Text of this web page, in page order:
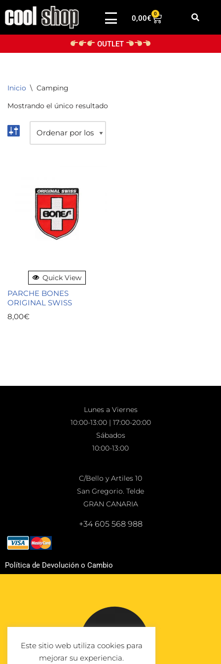
Saltar
0,00€
0
OUTLET
Inicio \ Camping
Mostrando el único resultado
Quick View
PARCHE BONES
ORIGINAL SWISS
8,00€
Lunes a Viernes
10:00-13:00 | 17:00-20:00
Sábados
10:00-13:00
C/Bello y Artiles 10
San Gregorio. Telde
GRAN CANARIA
+34 605 568 988
Política de Devolución o Cambio
Este sitio web utiliza cookies para
mejorar su experiencia.